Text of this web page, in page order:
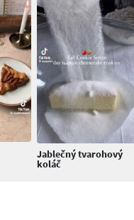
Jablečný tvarohový
koláč